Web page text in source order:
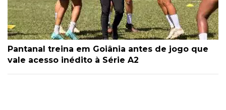
Pantanal treina em Goiânia antes de jogo que
vale acesso inédito à Série A2